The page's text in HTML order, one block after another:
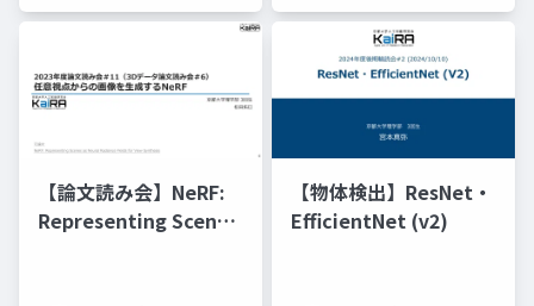
KaiRA
KaiRA
【論文読み会】NeRF:
Representing Scenes
【物体検出】ResNet・
EfficientNet (v2)